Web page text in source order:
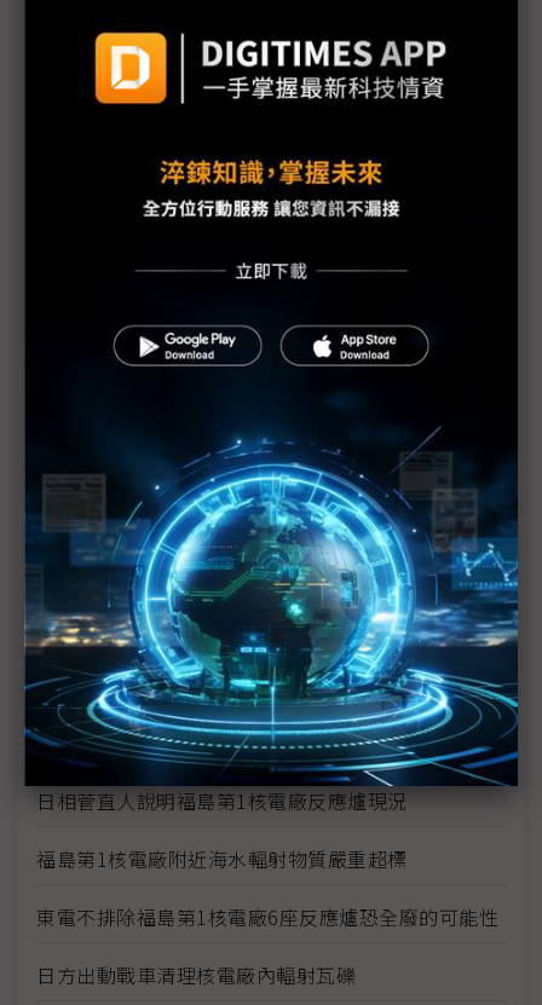
官就嚴重性升級向大眾致歉
1號機核心恐損毀70% IAEA：日本核電廠情況仍非
常嚴重
福島核爐恐再臨界？部分媒體何苦斷章取義？
東電：福島第1核電廠地下水受到污染
IAEA上修福島核電廠疏散區碘131數值
福島第1核電廠可能整個封廠
福島核電廠第1~4號反應爐將廢爐
福島核災沒完沒了 電廠周邊驗出鈽
1千萬倍輻射量搞烏龍 東電下修至10萬倍
福島1號核電廠1、2號爐污水出現輻射濃度超標
福島第1核電廠3號機傳有3名員工受輻射污染 2名送
醫
福島23日清晨發生規模5餘震 日方表示不影響福島
核電廠復原作業
日相菅直人說明福島第1核電廠反應爐現況
福島第1核電廠附近海水輻射物質嚴重超標
東電不排除福島第1核電廠6座反應爐恐全廢的可能性
日方出動戰車清理核電廠內輻射瓦礫